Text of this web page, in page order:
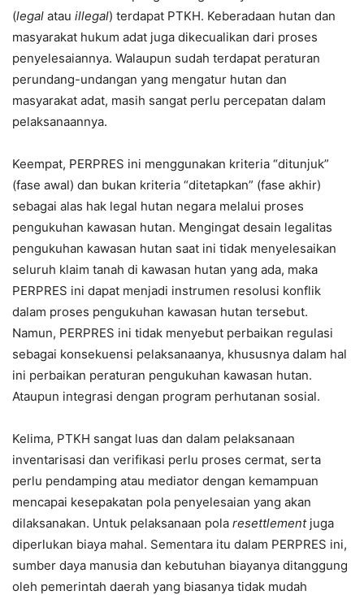
(legal atau illegal) terdapat PTKH. Keberadaan hutan dan
masyarakat hukum adat juga dikecualikan dari proses
penyelesaiannya. Walaupun sudah terdapat peraturan
perundang-undangan yang mengatur hutan dan
masyarakat adat, masih sangat perlu percepatan dalam
pelaksanaannya.
Keempat, PERPRES ini menggunakan kriteria “ditunjuk”
(fase awal) dan bukan kriteria “ditetapkan” (fase akhir)
sebagai alas hak legal hutan negara melalui proses
pengukuhan kawasan hutan. Mengingat desain legalitas
pengukuhan kawasan hutan saat ini tidak menyelesaikan
seluruh klaim tanah di kawasan hutan yang ada, maka
PERPRES ini dapat menjadi instrumen resolusi konflik
dalam proses pengukuhan kawasan hutan tersebut.
Namun, PERPRES ini tidak menyebut perbaikan regulasi
sebagai konsekuensi pelaksanaanya, khususnya dalam hal
ini perbaikan peraturan pengukuhan kawasan hutan.
Ataupun integrasi dengan program perhutanan sosial.
Kelima, PTKH sangat luas dan dalam pelaksanaan
inventarisasi dan verifikasi perlu proses cermat, serta
perlu pendamping atau mediator dengan kemampuan
mencapai kesepakatan pola penyelesaian yang akan
dilaksanakan. Untuk pelaksanaan pola resettlementjuga
diperlukan biaya mahal. Sementara itu dalam PERPRES ini,
sumber daya manusia dan kebutuhan biayanya ditanggung
oleh pemerintah daerah yang biasanya tidak mudah